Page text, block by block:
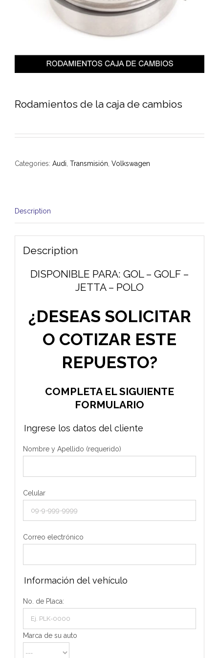
Rodamientos de la caja de cambios
Categories: Audi Transmisión Volkswagen
Description
Description
DISPONIBLE PARA: GOL – GOLF –
JETTA – POLO
¿DESEAS SOLICITAR
O COTIZAR ESTE
REPUESTO?
COMPLETA EL SIGUIENTE
FORMULARIO
Ingrese los datos del cliente
Nombre y Apellido (requerido)
Celular
Correo electrónico
Información del vehículo
No. de Placa:
Marca de su auto